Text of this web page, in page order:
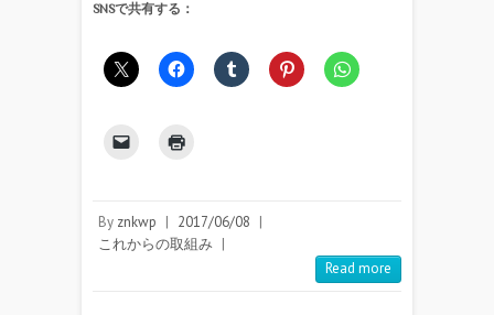
SNSで共有する：
By znkwp | 2017/06/08 |
これからの取組み |
Read more